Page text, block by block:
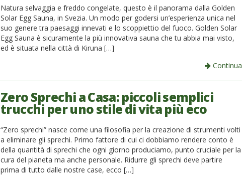
Natura selvaggia e freddo congelate, questo è il panorama dalla Golden
Solar Egg Sauna, in Svezia. Un modo per godersi un’esperienza unica nel
suo genere tra paesaggi innevati e lo scoppiettio del fuoco. Golden Solar
Egg Sauna è sicuramente la più innovativa sauna che tu abbia mai visto,
ed è situata nella città di Kiruna […]
Continua
Zero Sprechi a Casa: piccoli semplici
trucchi per uno stile di vita più eco
“Zero sprechi” nasce come una filosofia per la creazione di strumenti volti
a eliminare gli sprechi. Primo fattore di cui ci dobbiamo rendere conto è
della quantità di sprechi che ogni giorno produciamo, punto cruciale per la
cura del pianeta ma anche personale. Ridurre gli sprechi deve partire
prima di tutto dalle nostre case, ecco […]